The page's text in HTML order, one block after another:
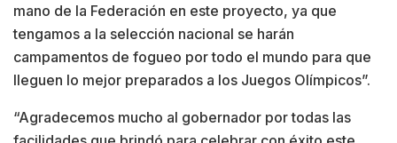
mano de la Federación en este proyecto, ya que
tengamos a la selección nacional se harán
campamentos de fogueo por todo el mundo para que
lleguen lo mejor preparados a los Juegos Olímpicos”.
“Agradecemos mucho al gobernador por todas las